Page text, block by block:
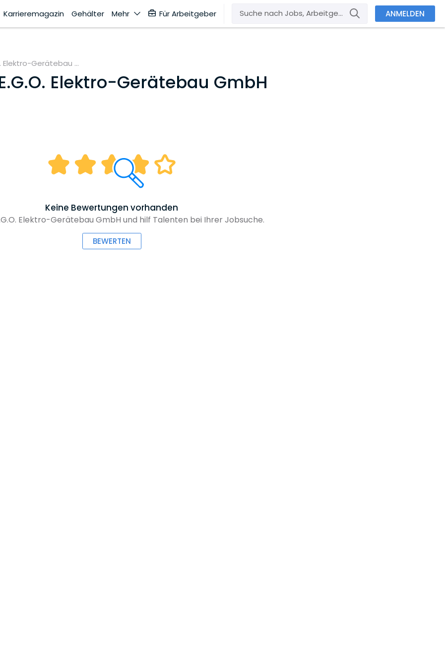
Karrieremagazin Gehälter Mehr Für Arbeitgeber ANMELDEN
Elektro-Gerätebau ...
Elektro-Gerätebau GmbH
Keine Bewertungen vorhanden
Elektro-Gerätebau GmbH und hilf Talenten bei Ihrer Jobsuche.
BEWERTEN